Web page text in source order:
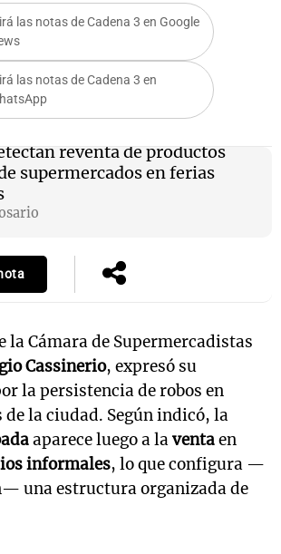
las notas de Cadena 3 en Google
las notas de Cadena 3 en
reventa de productos
supermercados en ferias
la Cámara de Supermercadistas
Cassinerio, expresó su
la persistencia de robos en
de la ciudad. Según indicó, la
aparece luego a laventaen
informales, lo que configura —
una estructura organizada de
2026
La Sole en